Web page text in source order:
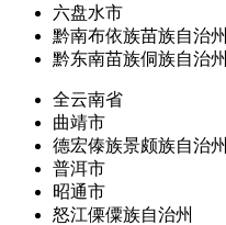
六盘水市
黔南布依族苗族自治州
黔东南苗族侗族自治州
全云南省
曲靖市
德宏傣族景颇族自治州
普洱市
昭通市
怒江傈僳族自治州